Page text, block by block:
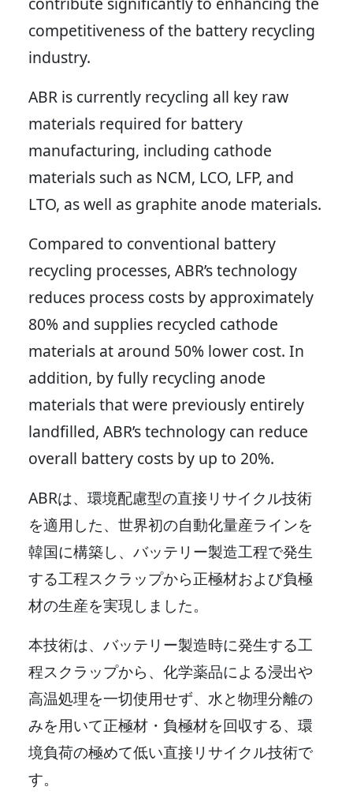
competitiveness of the battery recycling
industry.
ABR is currently recycling all key raw
materials required for battery
manufacturing, including cathode
materials such as NCM, LCO, LFP, and
LTO, as well as graphite anode materials.
Compared to conventional battery
recycling processes, ABR’s technology
reduces process costs by approximately
80% and supplies recycled cathode
materials at around 50% lower cost. In
addition, by fully recycling anode
materials that were previously entirely
landfilled, ABR’s technology can reduce
overall battery costs by up to 20%.
ABRは、環境配慮型の直接リサイクル技術
を適用した、世界初の自動化量産ラインを
韓国に構築し、バッテリー製造工程で発生
する工程スクラップから正極材および負極
材の生産を実現しました。
本技術は、バッテリー製造時に発生する工
程スクラップから、化学薬品による浸出や
高温処理を一切使用せず、水と物理分離の
みを用いて正極材・負極材を回収する、環
境負荷の極めて低い直接リサイクル技術で
す。